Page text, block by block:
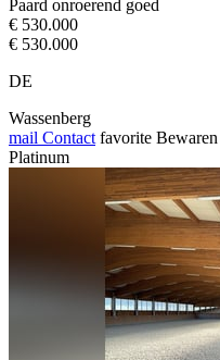
Paard onroerend goed
€ 530.000
€ 530.000
DE
Wassenberg
mail Contact favorite Bewaren
Platinum